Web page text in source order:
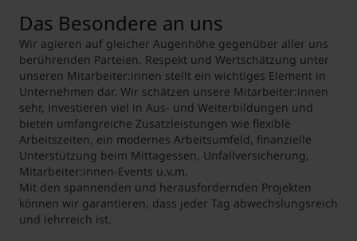
Das Besondere an uns
Wir agieren auf gleicher Augenhöhe gegenüber aller uns
berührenden Parteien. Respekt und Wertschätzung unter
unseren Mitarbeiter:innen stellt ein wichtiges Element in
Unternehmen dar. Wir schätzen unsere Mitarbeiter:innen
sehr, investieren viel in Aus- und Weiterbildungen und
bieten umfangreiche Zusatzleistungen wie flexible
Arbeitszeiten, ein modernes Arbeitsumfeld, finanzielle
Unterstützung beim Mittagessen, Unfallversicherung,
Mitarbeiter:innen-Events u.v.m.
Mit den spannenden und herausfordernden Projekten
können wir garantieren, dass jeder Tag abwechslungsreich
und lehrreich ist.